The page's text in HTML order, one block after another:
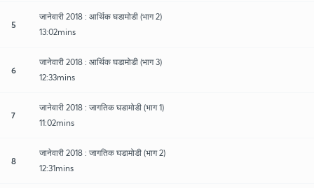
5
जानेवारी 2018 : आर्थिक घडामोडी (भाग 2)
13:02mins
6
जानेवारी 2018 : आर्थिक घडामोडी (भाग 3)
12:33mins
7
जानेवारी 2018 : जागतिक घडामोडी (भाग 1)
11:02mins
8
जानेवारी 2018 : जागतिक घडामोडी (भाग 2)
12:31mins